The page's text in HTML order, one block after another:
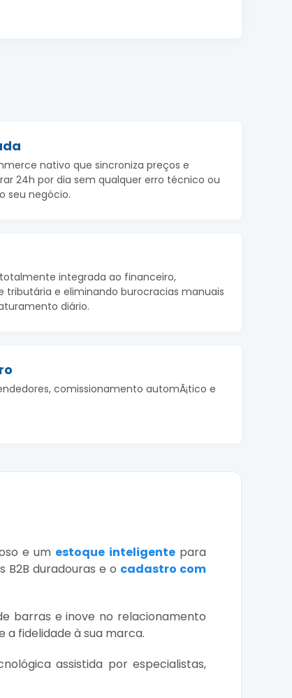
nativo que sincroniza preços e
24h por dia sem qualquer erro técnico ou
seu negócio.
integrada ao financeiro,
e eliminando burocracias manuais
diário.
comissionamento automÃ¡tico e
e um estoque inteligentepara
duradouras e o cadastro com
barras e inove no relacionamento
a fidelidade à sua marca.
assistida por especialistas,